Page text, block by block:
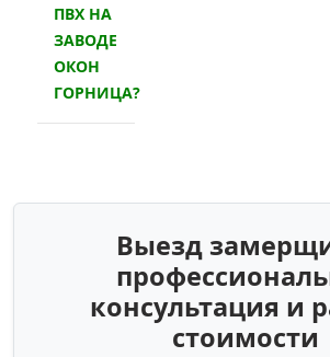
ПВХ НА
ЗАВОДЕ
ОКОН
ГОРНИЦА?
Выезд
консультация и
стоимости